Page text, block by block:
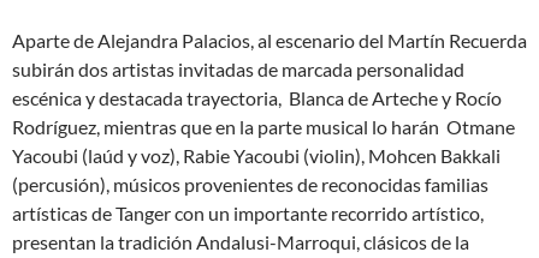
Aparte de Alejandra Palacios, al escenario del Martín Recuerda
subirán dos artistas invitadas de marcada personalidad
escénica y destacada trayectoria, Blanca de Arteche y Rocío
Rodríguez, mientras que en la parte musical lo harán Otmane
Yacoubi (laúd y voz), Rabie Yacoubi (violin), Mohcen Bakkali
(percusión), músicos provenientes de reconocidas familias
artísticas de Tanger con un importante recorrido artístico,
presentan la tradición Andalusi-Marroqui, clásicos de la